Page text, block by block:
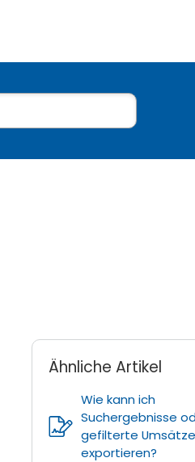
Ähnliche Artikel
Wie kann ich
Suchergebnisse
gefilterte
exportieren?